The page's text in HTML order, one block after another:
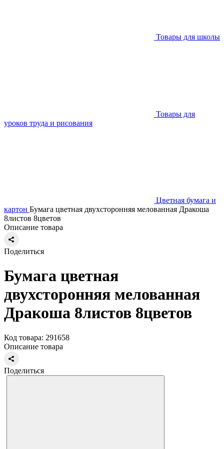
Товары для школы
Товары для
уроков труда и рисования
Цветная бумага и
картон Бумага цветная двухсторонняя мелованная Дракоша
8листов 8цветов
Описание товара
Поделиться
Бумага цветная
двухсторонняя мелованная
Дракоша 8листов 8цветов
Код товара: 291658
Описание товара
Поделиться